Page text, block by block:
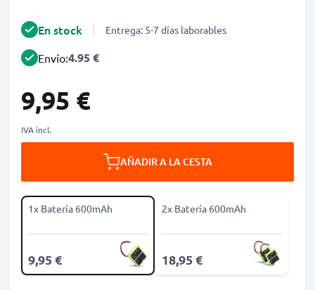
En stock Entrega: 5-7 días laborables
Envío:4.95 €
9,95 €
IVA incl.
AÑADIR A LA CESTA
1x Batería 600mAh
9,95 €
2x Batería 600mAh
18,95 €